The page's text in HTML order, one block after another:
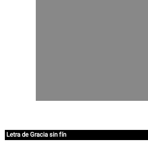
Letra de Gracia sin fín